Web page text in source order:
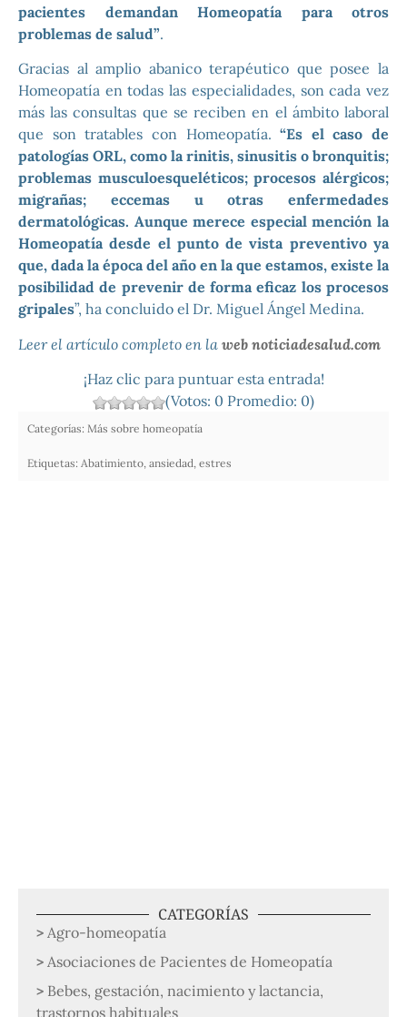
CATEGORÍAS
Agro-homeopatía
Asociaciones de Pacientes de Homeopatía
Bebes, gestación, nacimiento y lactancia,
trastornos habituales
pacientes demandan Homeopatía para otros
problemas de salud”.
Gracias al amplio abanico terapéutico que posee la
Homeopatía en todas las especialidades, son cada vez
más las consultas que se reciben en el ámbito laboral
que son tratables con Homeopatía. “Es el caso de
patologías ORL, como la rinitis, sinusitis o bronquitis;
problemas musculoesqueléticos; procesos alérgicos;
migrañas; eccemas u otras enfermedades
dermatológicas. Aunque merece especial mención la
Homeopatía desde el punto de vista preventivo ya
que, dada la época del año en la que estamos, existe la
posibilidad de prevenir de forma eficaz los procesos
gripales”, ha concluido el Dr. Miguel Ángel Medina.
Leer el artículo completo en la web noticiadesalud.com
¡Haz clic para puntuar esta entrada!
(Votos: 0 Promedio: 0)
Categorías: Más sobre homeopatía
Etiquetas: Abatimiento, ansiedad, estres